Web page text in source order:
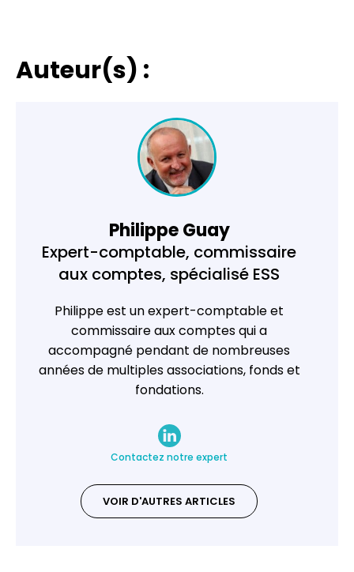
Auteur(s) :
Philippe Guay
Expert-comptable, commissaire
aux comptes, spécialisé ESS
Philippe est un expert-comptable et
commissaire aux comptes qui a
accompagné pendant de nombreuses
années de multiples associations, fonds et
fondations.
Contactez notre expert
VOIR D'AUTRES ARTICLES